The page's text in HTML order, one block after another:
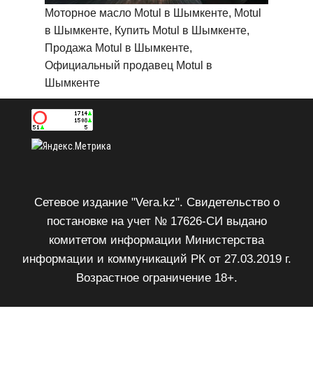
Моторное масло Motul в Шымкенте, Motul
в Шымкенте, Купить Motul в Шымкенте,
Продажа Motul в Шымкенте,
Официальный продавец Motul в
Шымкенте
Сетевое издание "Vera.kz". Свидетельство о
постановке на учет № 17626-СИ выдано
комитетом информации Министерства
информации и коммуникаций РК от 27.03.2019 г.
Возрастное ограничение 18+.